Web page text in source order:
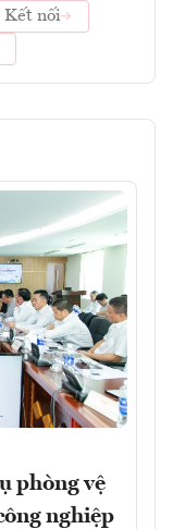
Kết nối
phòng vệ
nghiệp